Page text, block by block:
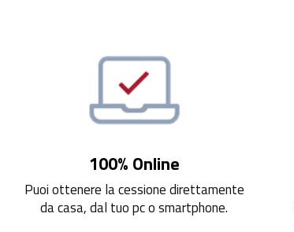
100% Online
Puoi ottenere la cessione direttamente
da casa, dal tuo pc o smartphone.